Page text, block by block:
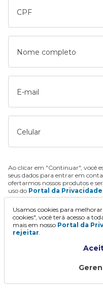
CPF
Nome completo
E-mail
Celular
Ao clicar em "Continuar", você
seus dados para entrar em
ofertarmos nossos produtos e
uso do Portal da Privacidade.
Usamos cookies para
cookies", você terá acesso a
mais em nosso Portal da
rejeitar.